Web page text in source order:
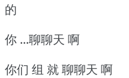
的
你 ...聊聊天 啊
你们 组 就 聊聊天 啊